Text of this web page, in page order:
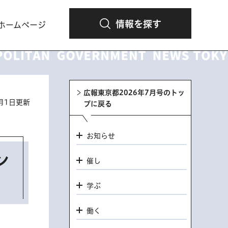
ームページ 情報を探す
1日更新
広報東京都2026年7月号のトッ
プに戻る
お知らせ
催し
学ぶ
働く